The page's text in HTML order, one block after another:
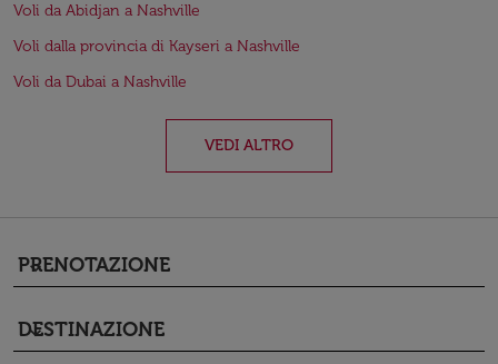
Voli da Abidjan a Nashville
Voli dalla provincia di Kayseri a Nashville
Voli da Dubai a Nashville
VEDI ALTRO
PRENOTAZIONE
keyboard_arrow_down
DESTINAZIONE
keyboard_arrow_down